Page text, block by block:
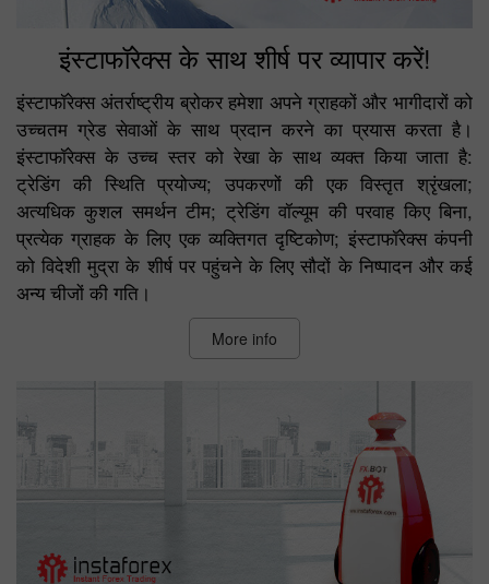
इंस्टाफॉरेक्स के साथ शीर्ष पर व्यापार करें!
इंस्टाफॉरेक्स अंतर्राष्ट्रीय ब्रोकर हमेशा अपने ग्राहकों और भागीदारों को
उच्चतम ग्रेड सेवाओं के साथ प्रदान करने का प्रयास करता है।
इंस्टाफॉरेक्स के उच्च स्तर को रेखा के साथ व्यक्त किया जाता है:
ट्रेडिंग की स्थिति प्रयोज्य; उपकरणों की एक विस्तृत श्रृंखला;
अत्यधिक कुशल समर्थन टीम; ट्रेडिंग वॉल्यूम की परवाह किए बिना,
प्रत्येक ग्राहक के लिए एक व्यक्तिगत दृष्टिकोण; इंस्टाफॉरेक्स कंपनी
को विदेशी मुद्रा के शीर्ष पर पहुंचने के लिए सौदों के निष्पादन और कई
अन्य चीजों की गति।
More info